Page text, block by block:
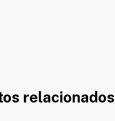
relacionados